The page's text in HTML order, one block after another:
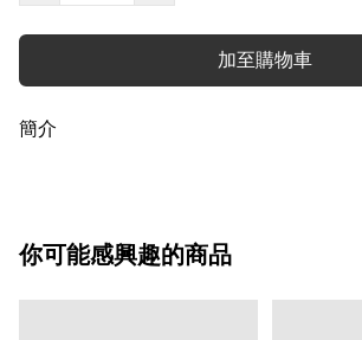
加至購物車
簡介
你可能感興趣的商品